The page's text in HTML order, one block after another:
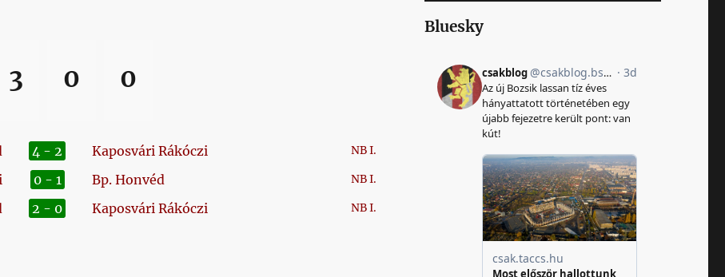
3 0 0
4 - 2 Kaposvári Rákóczi NB I.
0 - 1 Bp. Honvéd NB I.
2 - 0 Kaposvári Rákóczi NB I.
Bluesky